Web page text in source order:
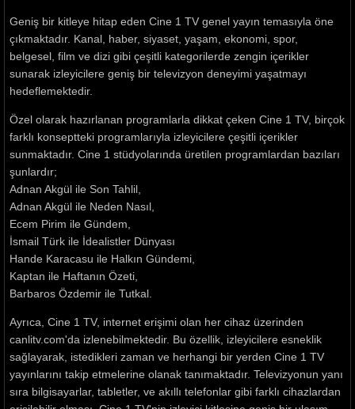
Geniş bir kitleye hitap eden Cine 1 TV genel yayın temasıyla öne
çıkmaktadır. Kanal, haber, siyaset, yaşam, ekonomi, spor,
belgesel, film ve dizi gibi çeşitli kategorilerde zengin içerikler
sunarak izleyicilere geniş bir televizyon deneyimi yaşatmayı
hedeflemektedir.
Özel olarak hazırlanan programlarla dikkat çeken Cine 1 TV, birçok
farklı konseptteki programlarıyla izleyicilere çeşitli içerikler
sunmaktadır. Cine 1 stüdyolarında üretilen programlardan bazıları
şunlardır;
Adnan Akgül ile Son Tahlil,
Adnan Akgül ile Neden Nasıl,
Ecem Pirim ile Gündem,
İsmail Türk ile İdealistler Dünyası
Hande Karacasu ile Halkın Gündemi,
Kaptan ile Haftanın Özeti,
Barbaros Özdemir ile Tutkal.
Ayrıca, Cine 1 TV, internet erişimi olan her cihaz üzerinden
canlitv.com'da izlenebilmektedir. Bu özellik, izleyicilere esneklik
sağlayarak, istedikleri zaman ve herhangi bir yerden Cine 1 TV
yayınlarını takip etmelerine olanak tanımaktadır. Televizyonun yanı
sıra bilgisayarlar, tabletler, ve akıllı telefonlar gibi farklı cihazlardan